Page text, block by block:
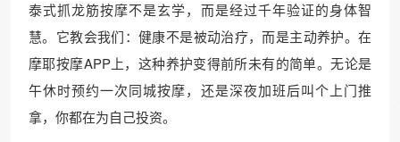
泰式抓龙筋按摩不是玄学，而是经过千年验证的身体智
慧。它教会我们：健康不是被动治疗，而是主动养护。在
摩耶按摩APP上，这种养护变得前所未有的简单。无论是
午休时预约一次同城按摩，还是深夜加班后叫个上门推
拿，你都在为自己投资。